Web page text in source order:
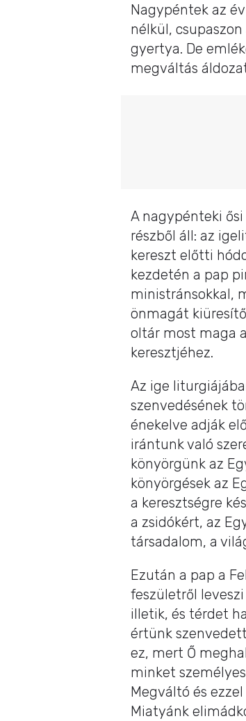
Nagypéntek az
nélkül,
gyertya. De
megváltás
A nagypénteki
részből áll: az
kereszt előtti
kezdetén a pap
ministránsokkal,
önmagát
oltár most maga
keresztjéhez.
Az ige
szenvedésének
énekelve adják
irántunk való
könyörgünk az
könyörgések az
a keresztségre
a zsidókért, az
társadalom, a
Ezután a pap a
feszületről
illetik, és térdet
értünk
ez, mert Ő
minket
Megváltó és
Miatyánk